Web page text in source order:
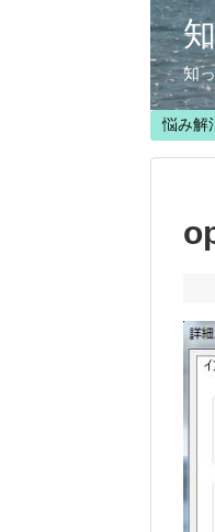
知
悩み解